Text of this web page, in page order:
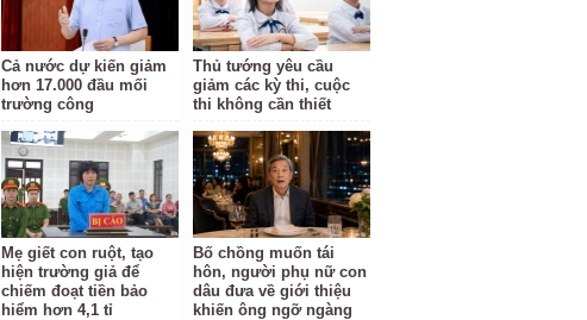
Cả nước dự kiến giảm
hơn 17.000 đầu mối
trường công
Thủ tướng yêu cầu
giảm các kỳ thi, cuộc
thi không cần thiết
Mẹ giết con ruột, tạo
hiện trường giả để
chiếm đoạt tiền bảo
hiểm hơn 4,1 tỉ
Bố chồng muốn tái
hôn, người phụ nữ con
dâu đưa về giới thiệu
khiến ông ngỡ ngàng